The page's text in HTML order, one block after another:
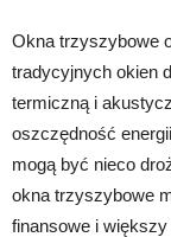
Okna trzyszybowe
tradycyjnych okien
termiczną i
oszczędność
mogą być nieco
okna trzyszybowe
finansowe i